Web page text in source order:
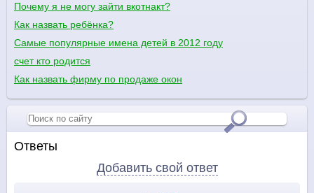
Почему я не могу зайти вкотнакт?
Как назвать ребёнка?
Самые популярные имена детей в 2012 году
счет кто родится
Как назвать фирму по продаже окон
Ответы
Добавить свой ответ